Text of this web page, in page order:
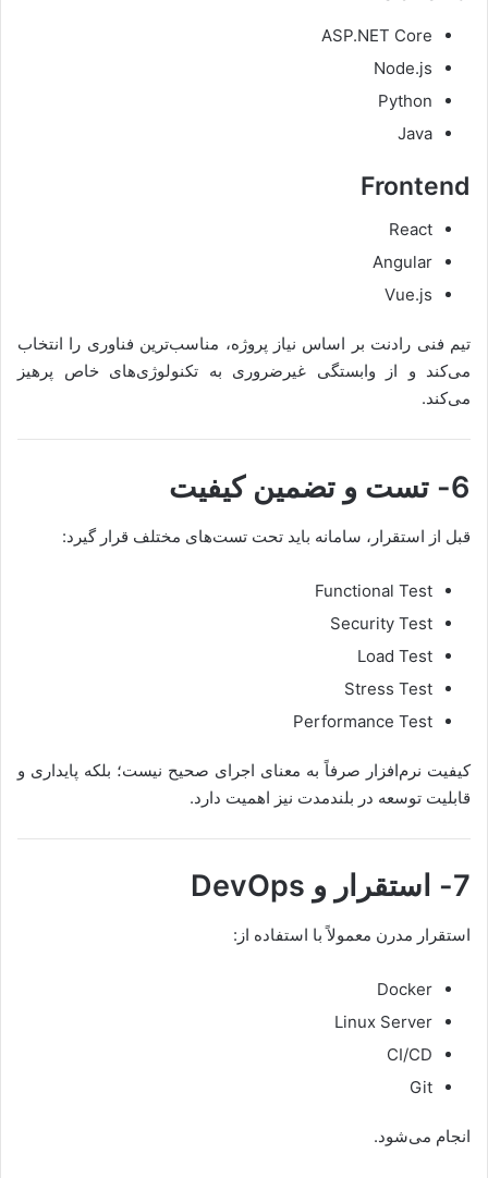
ASP.NET Core
Node.js
Python
Java
Frontend
React
Angular
Vue.js
تیم فنی رادنت بر اساس نیاز پروژه، مناسب‌ترین فناوری را انتخاب
می‌کند و از وابستگی غیرضروری به تکنولوژی‌های خاص پرهیز
می‌کند.
6- تست و تضمین کیفیت
قبل از استقرار، سامانه باید تحت تست‌های مختلف قرار گیرد:
Functional Test
Security Test
Load Test
Stress Test
Performance Test
کیفیت نرم‌افزار صرفاً به معنای اجرای صحیح نیست؛ بلکه پایداری و
قابلیت توسعه در بلندمدت نیز اهمیت دارد.
7- استقرار و DevOps
استقرار مدرن معمولاً با استفاده از:
Docker
Linux Server
CI/CD
Git
انجام می‌شود.